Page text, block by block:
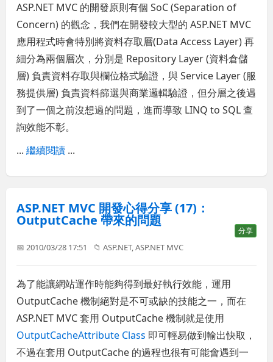
ASP.NET MVC 的開發原則有個 SoC (Separation of
Concern) 的觀念，我們在開發較大型的 ASP.NET MVC
應用程式時會特別將資料存取層(Data Access Layer) 再
細分為兩個層次，分別是 Repository Layer (資料倉儲
層) 負責資料存取與欄位格式驗證，與 Service Layer (服
務提供層) 負責資料篩選與商業邏輯驗證，但分層之後遇
到了一個之前沒想過的問題，進而導致 LINQ to SQL 查
詢效能不彰。
...繼續閱讀 ...
ASP.NET MVC 開發心得分享 (17)：
OutputCache 帶來的問題
分享
📅 2010/03/28 17:51 📁ASP.NET,ASP.NET MVC
為了能讓網站運作時能夠得到最好執行效能，運用
OutputCache 機制絕對是不可或缺的技能之一，而在
ASP.NET MVC 套用 OutputCache 機制就是使用
OutputCacheAttribute Class 即可輕易做到輸出快取，
不過在套用 OutputCache 的過程也很有可能會遇到一